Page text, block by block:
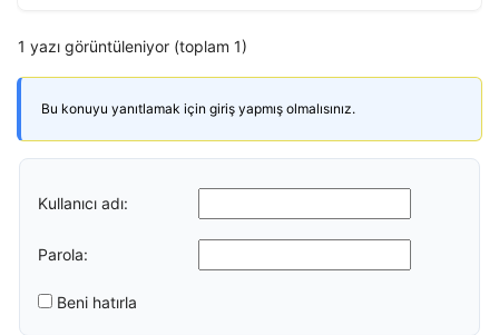
1 yazı görüntüleniyor (toplam 1)
Bu konuyu yanıtlamak için giriş yapmış olmalısınız.
Kullanıcı adı:
Parola:
Beni hatırla